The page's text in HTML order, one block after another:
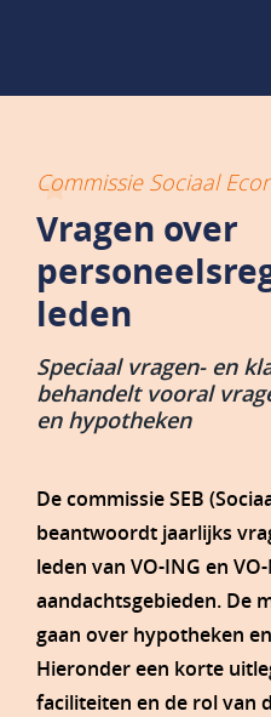
Commissie Sociaal
Vragen over
leden
Speciaal vragen- en
behandelt vooral
en hypotheken
De commissie SEB
beantwoordt jaarlijks
leden van VO-ING en
aandachtsgebieden. De
gaan over hypotheken
Hieronder een korte
faciliteiten en de rol van